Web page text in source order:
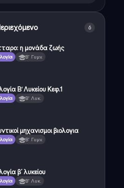
6
η μονάδα ζωής
Β' Γυμν.
Β’ Λυκείου Κεφ.1
Β' Λυκ.
μηχανισμοι βιολογια
Β' Γυμν.
β´ λυκείου
Β' Λυκ.